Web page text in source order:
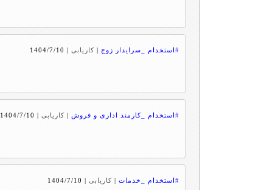
#استخدام _سرایدار زوج | کاریابی|
1404/7/10
#استخدام _کارمند اداری و فروش | کاریابی|
1404/7/10
#استخدام _خدمات | کاریابی|
1404/7/10